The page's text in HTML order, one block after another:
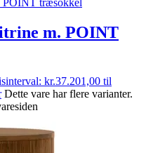
m. POINT
kr.37.201,00 til
Dette vare har flere varianter.